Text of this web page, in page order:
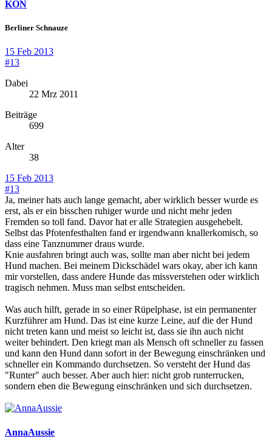
KON
Berliner Schnauze
15 Feb 2013
#13
Dabei
22 Mrz 2011
Beiträge
699
Alter
38
15 Feb 2013
#13
Ja, meiner hats auch lange gemacht, aber wirklich besser wurde es
erst, als er ein bisschen ruhiger wurde und nicht mehr jeden
Fremden so toll fand. Davor hat er alle Strategien ausgehebelt.
Selbst das Pfotenfesthalten fand er irgendwann knallerkomisch, so
dass eine Tanznummer draus wurde.
Knie ausfahren bringt auch was, sollte man aber nicht bei jedem
Hund machen. Bei meinem Dickschädel wars okay, aber ich kann
mir vorstellen, dass andere Hunde das missverstehen oder wirklich
tragisch nehmen. Muss man selbst entscheiden.
Was auch hilft, gerade in so einer Rüpelphase, ist ein permanenter
Kurzführer am Hund. Das ist eine kurze Leine, auf die der Hund
nicht treten kann und meist so leicht ist, dass sie ihn auch nicht
weiter behindert. Den kriegt man als Mensch oft schneller zu fassen
und kann den Hund dann sofort in der Bewegung einschränken und
schneller ein Kommando durchsetzen. So versteht der Hund das
"Runter" auch besser. Aber auch hier: nicht grob runterrucken,
sondern eben die Bewegung einschränken und sich durchsetzen.
AnnaAussie